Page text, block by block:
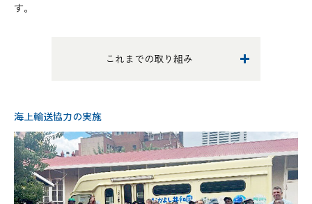
す。
これまでの取り組み
海上輸送協力の実施